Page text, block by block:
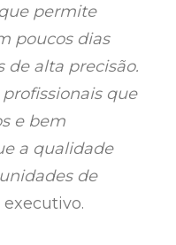
permite
poucos dias
de alta precisão.
que
e bem
a qualidade
de